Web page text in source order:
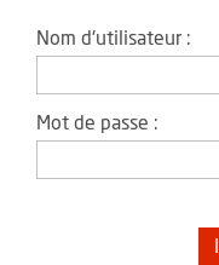
Nom d'utilisateur :
Mot de passe :